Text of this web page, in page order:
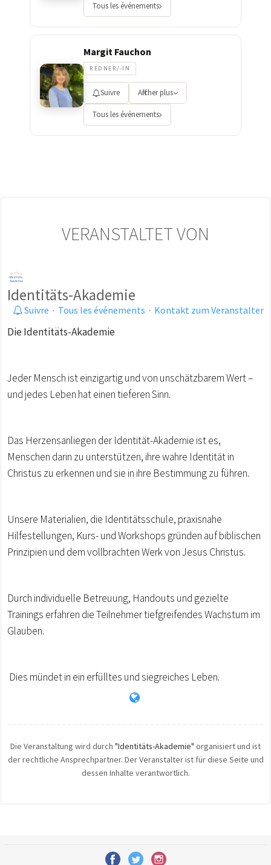
Tous les événements
Margit Fauchon
REDNER/-IN
Suivre Afficher plus
Tous les événements
VERANSTALTET VON
Identitäts-Akademie
Suivre · Tous les événements · Kontakt zum Veranstalter
Die Identitäts-Akademie
Jeder Mensch ist einzigartig und von unschätzbarem Wert –
und jedes Leben hat einen tieferen Sinn.
Das Herzensanliegen der Identität-Akademie ist es,
Menschen darin zu unterstützen, ihre wahre Identität in
Christus zu erkennen und sie in ihre Bestimmung zu führen.
Unsere Materialien, die Identitätsschule, praxisnahe
Hilfestellungen, Kurs- und Workshops gründen auf biblischen
Prinzipien und dem vollbrachten Werk von Jesus Christus.
Durch individuelle Betreuung, Handouts und gezielte
Trainings erfahren die Teilnehmer tiefgreifendes Wachstum im
Glauben.
Dies mündet in ein erfülltes und siegreiches Leben.
Die Veranstaltung wird durch "Identitäts-Akademie" organisiert und ist
der rechtliche Ansprechpartner. Der Veranstalter ist für diese Seite und
dessen Inhalte verantwortlich.